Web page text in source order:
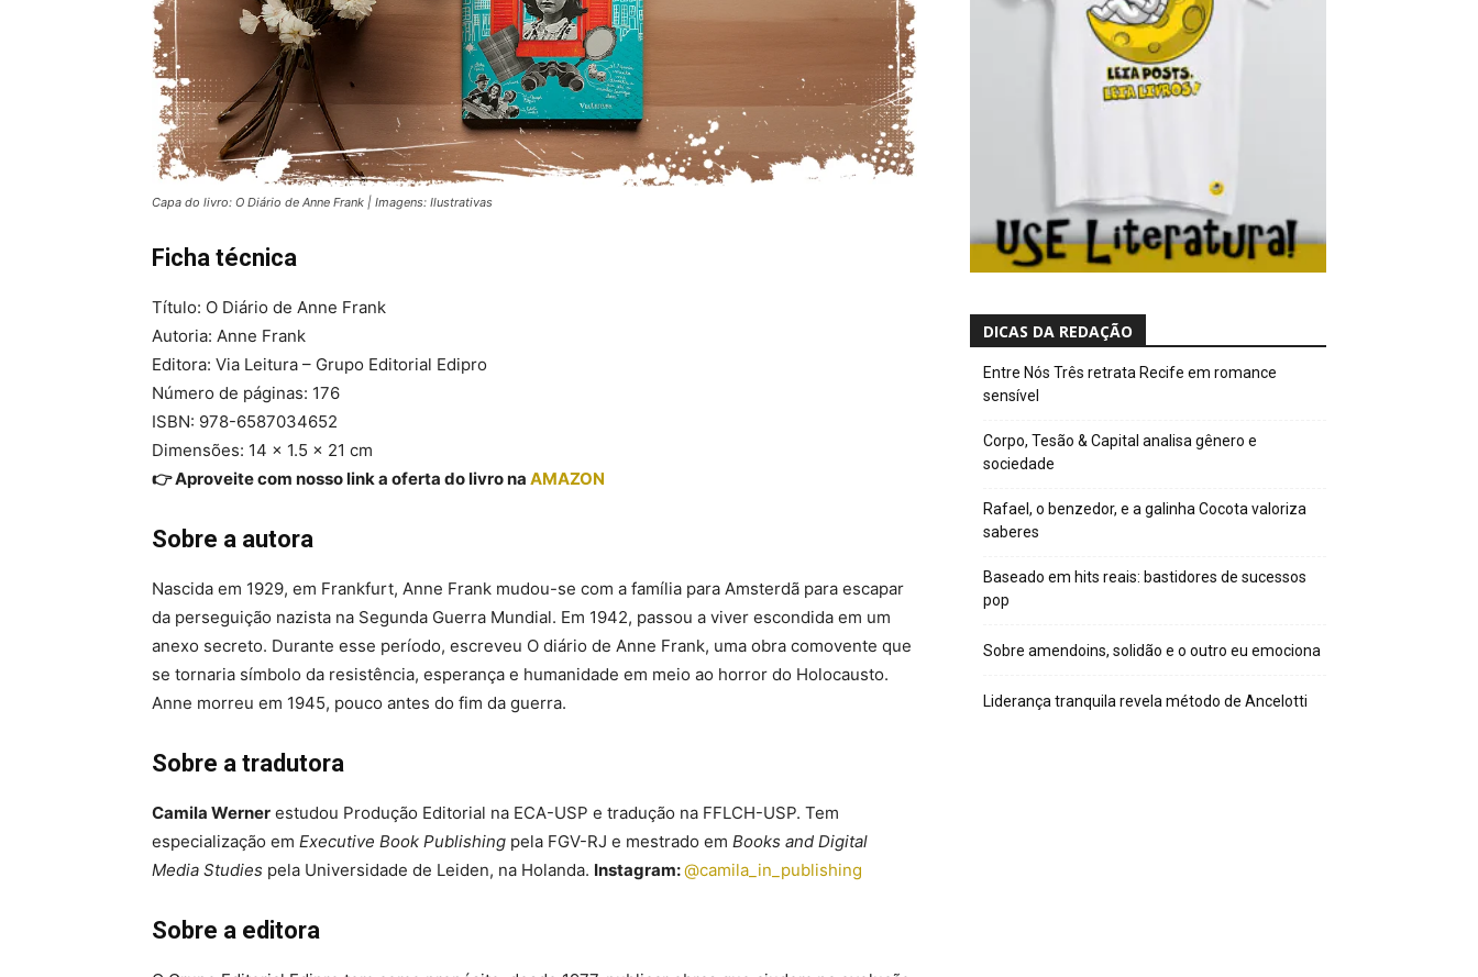
Capa do livro: O Diário de Anne Frank | Imagens: Ilustrativas
Ficha técnica
Título: O Diário de Anne Frank
Autoria: Anne Frank
Editora: Via Leitura – Grupo Editorial Edipro
Número de páginas: 176
ISBN: 978-6587034652
Dimensões: 14 x 1.5 x 21 cm
👉 Aproveite com nosso link a oferta do livro na AMAZON
Sobre a autora
Nascida em 1929, em Frankfurt, Anne Frank mudou-se com a família para Amsterdã para escapar
da perseguição nazista na Segunda Guerra Mundial. Em 1942, passou a viver escondida em um
anexo secreto. Durante esse período, escreveu O diário de Anne Frank, uma obra comovente que
se tornaria símbolo da resistência, esperança e humanidade em meio ao horror do Holocausto.
Anne morreu em 1945, pouco antes do fim da guerra.
Sobre a tradutora
Camila Werner estudou Produção Editorial na ECA-USP e tradução na FFLCH-USP. Tem
especialização em Executive Book Publishing pela FGV-RJ e mestrado em Books and Digital
Media Studies pela Universidade de Leiden, na Holanda. Instagram:@camila_in_publishing
Sobre a editora
DICAS DA REDAÇÃO
Entre Nós Três retrata Recife em romance
sensível
Corpo, Tesão & Capital analisa gênero e
sociedade
Rafael, o benzedor, e a galinha Cocota valoriza
saberes
Baseado em hits reais: bastidores de sucessos
pop
Sobre amendoins, solidão e o outro eu emociona
Liderança tranquila revela método de Ancelotti